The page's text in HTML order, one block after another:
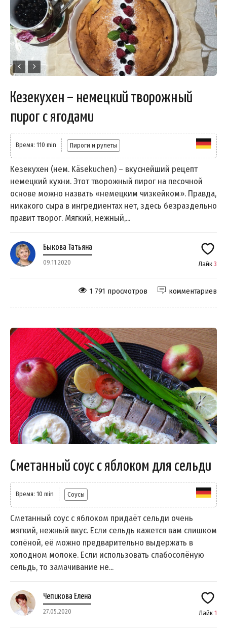
Кезекухен – немецкий творожный
пирог с ягодами
Время: 110 min Пироги и рулеты
Кезекухен (нем. Käsekuchen) – вкуснейший рецепт
немецкий кухни. Этот творожный пирог на песочной
основе можно назвать «немецким чизкейком». Правда,
никакого сыра в ингредиентах нет, здесь безраздельно
правит творог. Мягкий, нежный,...
Быкова Татьяна
09.11.2020 Лайк 3
комментариев
1 791 просмотров
Сметанный соус с яблоком для сельди
Время: 10 min Соусы
Сметанный соус с яблоком придаёт сельди очень
мягкий, нежный вкус. Если сельдь кажется вам слишком
солёной, её можно предварительно выдержать в
холодном молоке. Если использовать слабосолёную
сельдь, то замачивание не...
Чепикова Елена
27.05.2020 Лайк 1